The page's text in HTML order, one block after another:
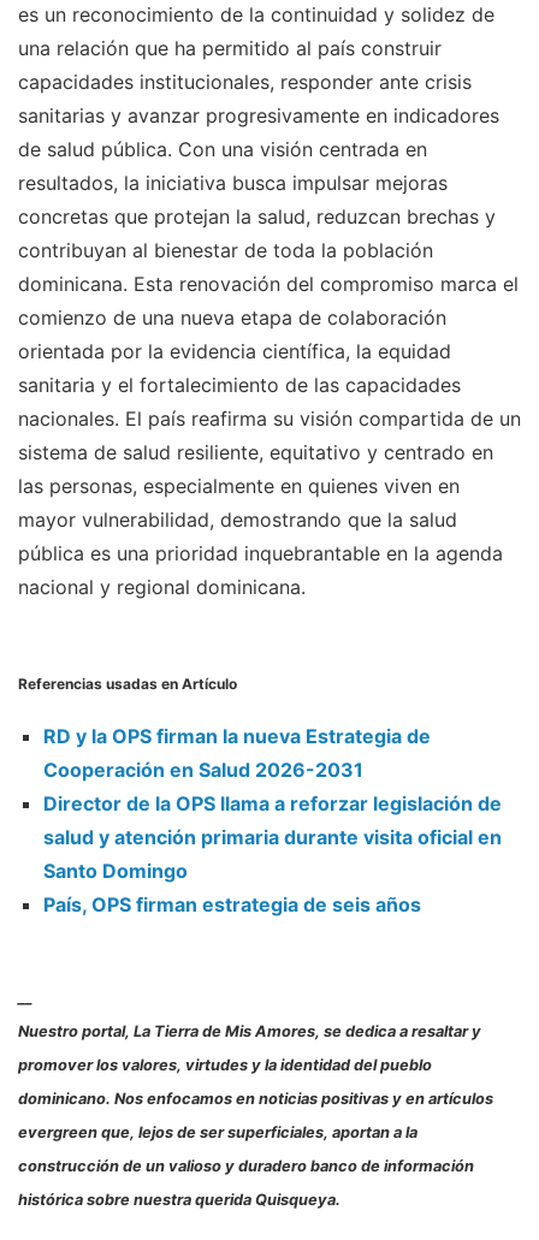
es un reconocimiento de la continuidad y solidez de
una relación que ha permitido al país construir
capacidades institucionales, responder ante crisis
sanitarias y avanzar progresivamente en indicadores
de salud pública. Con una visión centrada en
resultados, la iniciativa busca impulsar mejoras
concretas que protejan la salud, reduzcan brechas y
contribuyan al bienestar de toda la población
dominicana. Esta renovación del compromiso marca el
comienzo de una nueva etapa de colaboración
orientada por la evidencia científica, la equidad
sanitaria y el fortalecimiento de las capacidades
nacionales. El país reafirma su visión compartida de un
sistema de salud resiliente, equitativo y centrado en
las personas, especialmente en quienes viven en
mayor vulnerabilidad, demostrando que la salud
pública es una prioridad inquebrantable en la agenda
nacional y regional dominicana.
Referencias usadas en Artículo
RD y la OPS firman la nueva Estrategia de
Cooperación en Salud 2026-2031
Director de la OPS llama a reforzar legislación de
salud y atención primaria durante visita oficial en
Santo Domingo
País, OPS firman estrategia de seis años
Nuestro portal, La Tierra de Mis Amores, se dedica a resaltar y
promover los valores, virtudes y la identidad del pueblo
dominicano. Nos enfocamos en noticias positivas y en artículos
evergreen que, lejos de ser superficiales, aportan a la
construcción de un valioso y duradero banco de información
histórica sobre nuestra querida Quisqueya.